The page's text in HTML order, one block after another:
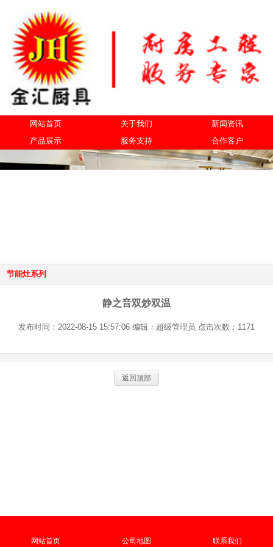
网站首页 关于我们
新闻资讯
产品展示
服务支持 合作客户
节能灶系列
静之音双炒双温
发布时间：2022-08-15 15:57:06 编辑：超级管理员 点击次数：1171
返回顶部
网站首页 公司地图 联系我们